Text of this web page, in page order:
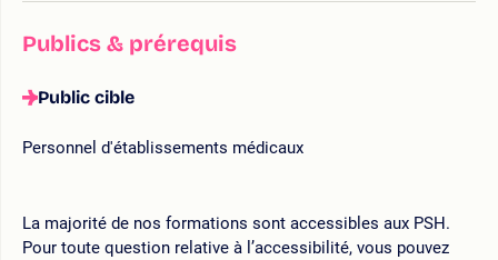
Publics & prérequis
Public cible
Personnel d'établissements médicaux
La majorité de nos formations sont accessibles aux PSH.
Pour toute question relative à l’accessibilité, vous pouvez